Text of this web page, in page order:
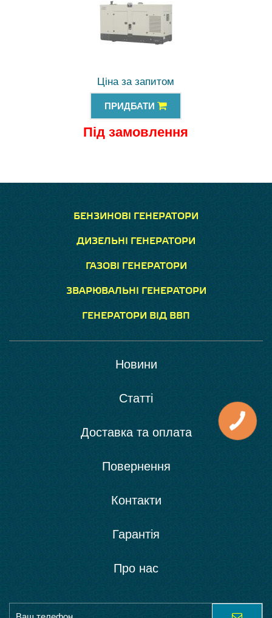
Ціна за запитом
ПРИДБАТИ
Під замовлення
БЕНЗИНОВІ ГЕНЕРАТОРИ
ДИЗЕЛЬНІ ГЕНЕРАТОРИ
ГАЗОВІ ГЕНЕРАТОРИ
ЗВАРЮВАЛЬНІ ГЕНЕРАТОРИ
ГЕНЕРАТОРИ ВІД ВВП
Новини
Статті
Доставка та оплата
Повернення
Контакти
Гарантія
Про нас